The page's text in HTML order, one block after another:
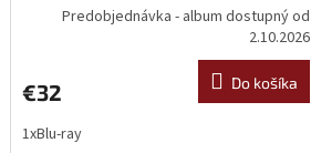
Predobjednávka - album dostupný od
2.10.2026
€32 Do košíka
1xBlu-ray